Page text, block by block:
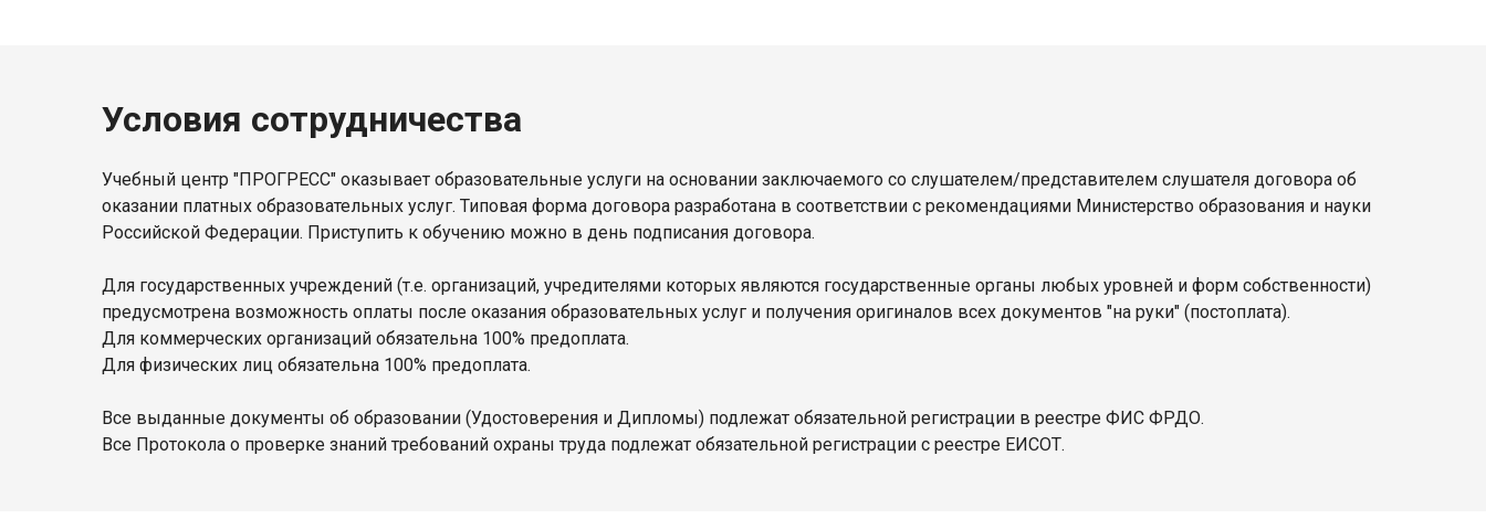
Условия сотрудничества
Учебный центр "ПРОГРЕСС" оказывает образовательные услуги на основании заключаемого со слушателем/представителем слушателя договора об
оказании платных образовательных услуг. Типовая форма договора разработана в соответствии с рекомендациями Министерство образования и науки
Российской Федерации. Приступить к обучению можно в день подписания договора.
Для государственных учреждений (т.е. организаций, учредителями которых являются государственные органы любых уровней и форм собственности)
предусмотрена возможность оплаты после оказания образовательных услуг и получения оригиналов всех документов "на руки" (постоплата).
Для коммерческих организаций обязательна 100% предоплата.
Для физических лиц обязательна 100% предоплата.
Все выданные документы об образовании (Удостоверения и Дипломы) подлежат обязательной регистрации в реестре ФИС ФРДО.
Все Протокола о проверке знаний требований охраны труда подлежат обязательной регистрации с реестре ЕИСОТ.